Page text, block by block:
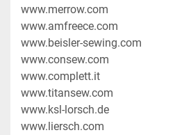
www.merrow.com
www.amfreece.com
www.beisler-sewing.com
www.consew.com
www.complett.it
www.titansew.com
www.ksl-lorsch.de
www.liersch.com